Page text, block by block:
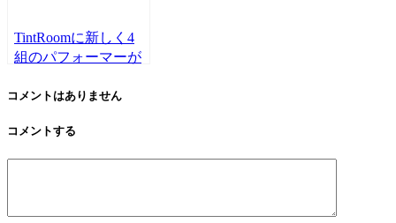
TintRoomに新しく4
組のパフォーマーが
3。
コメントはありません
コメントする